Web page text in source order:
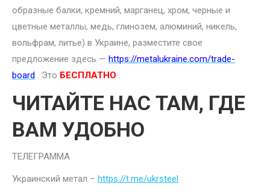
образные балки, кремний, марганец, хром, черные и
цветные металлы, медь, глинозем, алюминий, никель,
вольфрам, литье) в Украине, разместите свое
предложение здесь — https://metalukraine.com/trade-
board . Это БЕСПЛАТНО .
ЧИТАЙТЕ НАС ТАМ, ГДЕ
ВАМ УДОБНО
ТЕЛЕГРАММА
Украинский метал – https://t.me/ukrsteel